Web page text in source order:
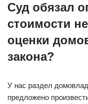
Суд обязал
стоимости
оценки
закона?
У нас раздел
предложено